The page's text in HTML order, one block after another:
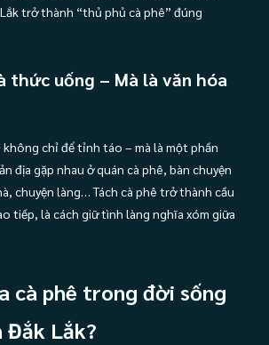
trở thành “thủ phủ cà phê” đúng
thức uống – Mà là văn hóa
không chỉ để tỉnh táo – mà là một phần
địa gặp nhau ở quán cà phê, bàn chuyện
chuyện làng… Tách cà phê trở thành cầu
tiếp, là cách giữ tình làng nghĩa xóm giữa
cà phê trong đời sống
Đắk Lắk?